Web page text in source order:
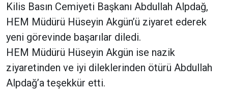
Kilis Basın Cemiyeti Başkanı Abdullah Alpdağ,
HEM Müdürü Hüseyin Akgün’ü ziyaret ederek
yeni görevinde başarılar diledi.
HEM Müdürü Hüseyin Akgün ise nazik
ziyaretinden ve iyi dileklerinden ötürü Abdullah
Alpdağ’a teşekkür etti.